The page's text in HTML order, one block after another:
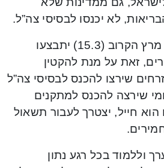
לא יכנסו לבסיסי צה”ל.
כמו כן, החל ממחזור מרץ הקרוב (15.3) יתבצעו
זאת על מנת להקטין
שירצו להכנס לבסיסי צה”ל
שירצה להכנס למתקנים
הוא חייל, יצטרך לעבור תשאול
וללמוד בכל רגע נתון